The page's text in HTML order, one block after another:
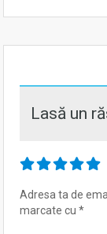
Lasă un
Adresa ta de
marcate cu *